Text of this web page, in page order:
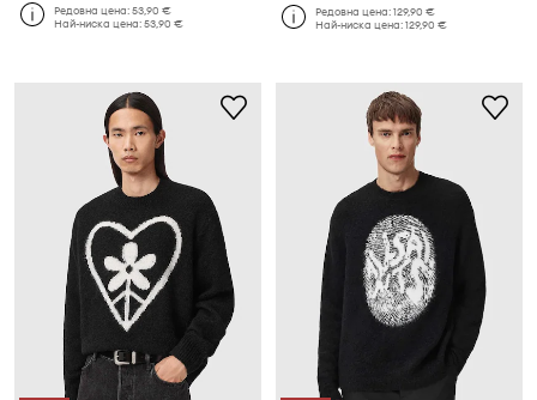
Редовна цена:53,90 €
Най-ниска цена:53,90 €
Редовна цена:129,90 €
Най-ниска цена:129,90 €